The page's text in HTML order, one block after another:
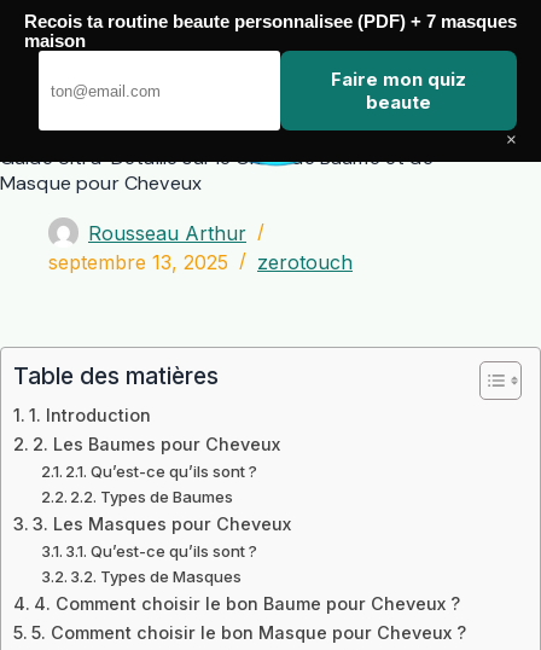
Passer
contenu
Guide Ultra-Détaillé sur le Choix de Baume et de
Masque pour Cheveux
Rousseau Arthur
septembre 13, 2025
zerotouch
Table des matières
1. Introduction
2. Les Baumes pour Cheveux
2.1. Qu’est-ce qu’ils sont ?
2.2. Types de Baumes
3. Les Masques pour Cheveux
3.1. Qu’est-ce qu’ils sont ?
3.2. Types de Masques
4. Comment choisir le bon Baume pour Cheveux ?
5. Comment choisir le bon Masque pour Cheveux ?
Recois ta routine beaute personnalisee (PDF) + 7 masques
maison
Faire mon quiz
beaute
×